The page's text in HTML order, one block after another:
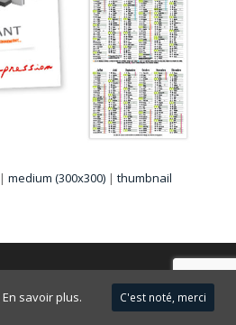
|medium (300x300) |thumbnail
En savoir plus. C'est noté, merci